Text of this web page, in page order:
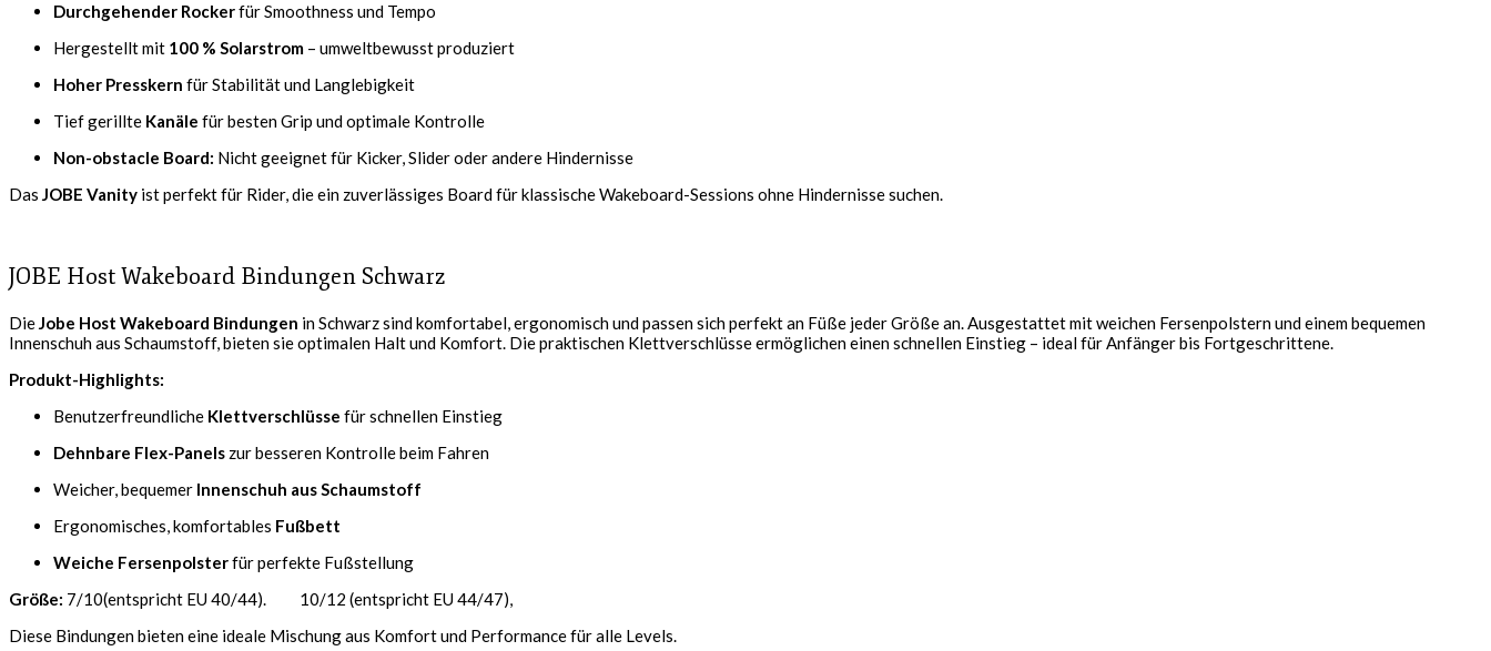
Durchgehender Rockerfür Smoothness und Tempo
Hergestellt mit 100 % Solarstrom – umweltbewusst produziert
Hoher Presskern für Stabilität und Langlebigkeit
Tief gerillte Kanäle für besten Grip und optimale Kontrolle
Non-obstacle Board: Nicht geeignet für Kicker, Slider oder andere Hindernisse
Das JOBE Vanity ist perfekt für Rider, die ein zuverlässiges Board für klassische Wakeboard-Sessions ohne Hindernisse suchen.
JOBE Host Wakeboard Bindungen Schwarz
DieJobe Host Wakeboard Bindungen in Schwarz sind komfortabel, ergonomisch und passen sich perfekt an Füße jeder Größe an. Ausgestattet mit weichen Fersenpolstern und einem bequemen
Innenschuh aus Schaumstoff, bieten sie optimalen Halt und Komfort. Die praktischen Klettverschlüsse ermöglichen einen schnellen Einstieg – ideal für Anfänger bis Fortgeschrittene.
Produkt-Highlights:
Benutzerfreundliche Klettverschlüsse für schnellen Einstieg
Dehnbare Flex-Panels zur besseren Kontrolle beim Fahren
Weicher, bequemer Innenschuh aus Schaumstoff
Ergonomisches, komfortables Fußbett
Weiche Fersenpolsterfür perfekte Fußstellung
Größe: 7/10(entspricht EU 40/44). 10/12 (entspricht EU 44/47),
Diese Bindungen bieten eine ideale Mischung aus Komfort und Performance für alle Levels.